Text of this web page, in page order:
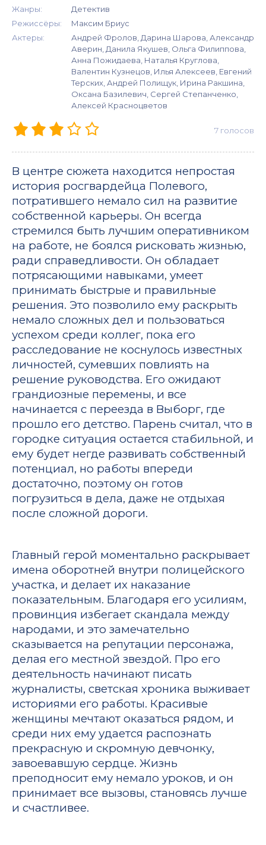
Жанры:
Детектив
Режиссёры:
Максим Бриус
Актеры:
Андрей Фролов, Дарина Шарова, Александр
Аверин, Данила Якушев, Ольга Филиппова,
Анна Пожидаева, Наталья Круглова,
Валентин Кузнецов, Илья Алексеев, Евгений
Терских, Андрей Полищук, Ирина Ракшина,
Оксана Базилевич, Сергей Степанченко,
Алексей Красноцветов
7 голосов
В центре сюжета находится непростая
история росгвардейца Полевого,
потратившего немало сил на развитие
собственной карьеры. Он всегда
стремился быть лучшим оперативником
на работе, не боялся рисковать жизнью,
ради справедливости. Он обладает
потрясающими навыками, умеет
принимать быстрые и правильные
решения. Это позволило ему раскрыть
немало сложных дел и пользоваться
успехом среди коллег, пока его
расследование не коснулось известных
личностей, сумевших повлиять на
решение руководства. Его ожидают
грандиозные перемены, и все
начинается с переезда в Выборг, где
прошло его детство. Парень считал, что в
городке ситуация остается стабильной, и
ему будет негде развивать собственный
потенциал, но работы впереди
достаточно, поэтому он готов
погрузиться в дела, даже не отдыхая
после сложной дороги.
Главный герой моментально раскрывает
имена оборотней внутри полицейского
участка, и делает их наказание
показательным. Благодаря его усилиям,
провинция избегает скандала между
народами, и это замечательно
сказывается на репутации персонажа,
делая его местной звездой. Про его
деятельность начинают писать
журналисты, светская хроника выживает
историями его работы. Красивые
женщины мечтают оказаться рядом, и
среди них ему удается распознать
прекрасную и скромную девчонку,
завоевавшую сердце. Жизнь
преподносит ему немало уроков, и он
принимает все вызовы, становясь лучше
и счастливее.